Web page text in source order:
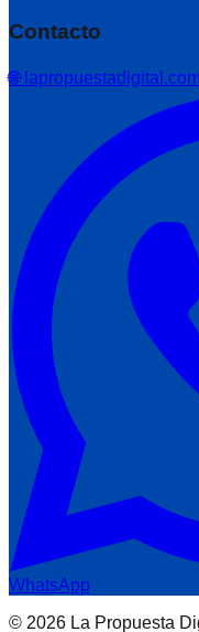
Contacto
🌐 lapropuestadigital.com
WhatsApp
© 2026 La Propuesta